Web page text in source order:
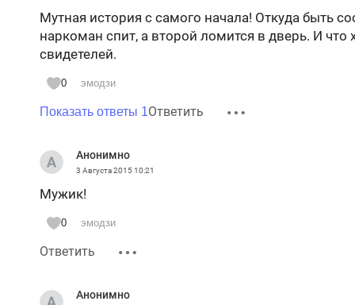
Мутная история с самого начала! Откуда быть
наркоман спит, а второй ломится в дверь. И что
свидетелей.
0 эмодзи
Показать ответы 1Ответить
Анонимно
3 Августа 201510:21
Мужик!
0 эмодзи
Ответить
Анонимно